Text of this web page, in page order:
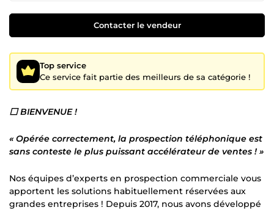
Contacter le vendeur
Top service
Ce service fait partie des meilleurs de sa catégorie !
⬜ BIENVENUE !
« Opérée correctement, la prospection téléphonique est
sans conteste le plus puissant accélérateur de ventes ! »
Nos équipes d’experts en prospection commerciale vous
apportent les solutions habituellement réservées aux
grandes entreprises ! Depuis 2017, nous avons développé